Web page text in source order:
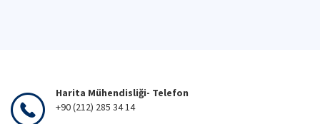
Harita Mühendisliği- Telefon
+90 (212) 285 34 14